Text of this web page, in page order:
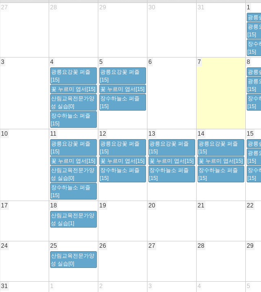
27
28 29 30 31 1
3 4 5 6 7 8
10 11 12 13 14 15
17 18 19 20 21 22
24 25 26 27 28 29
31 1 2 3 4 5
광릉
광릉
[15]
장수
[15]
광릉요강꽃 퍼즐
[15]
광릉요강꽃 퍼즐
[15]
광릉
꽃 누르미 엽서[15] 꽃 누르미 엽서[15]
광릉
[15]
산림교육전문가양
성 실습[0]
장수하늘소 퍼즐
[15]
장수
[15]
장수하늘소 퍼즐
[15]
광릉요강꽃 퍼즐
[15]
광릉요강꽃 퍼즐
[15]
광릉요강꽃 퍼즐
[15]
광릉요강꽃 퍼즐
[15]
광릉
꽃 누르미 엽서[15] 꽃 누르미 엽서[15] 꽃 누르미 엽서[15] 꽃 누르미 엽서[15]
광릉
[15]
산림교육전문가양
성 실습[0]
장수하늘소 퍼즐
[15]
장수하늘소 퍼즐
[15]
장수하늘소 퍼즐
[15]
장수
[15]
장수하늘소 퍼즐
[15]
산림교육전문가양
성 실습[1]
산림교육전문가양
성 실습[0]